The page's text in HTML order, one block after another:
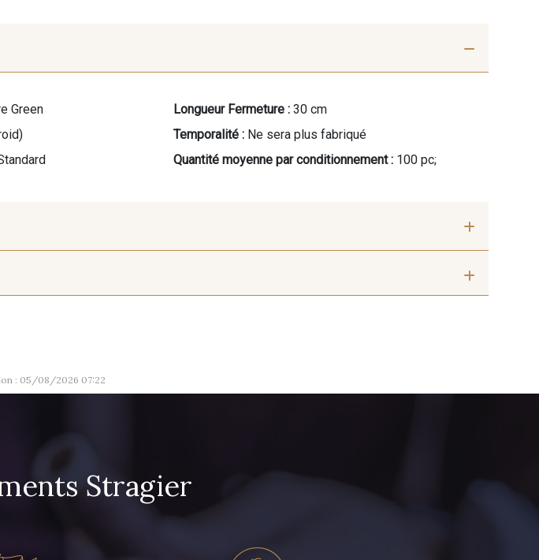
Green
Longueur Fermeture : 30 cm
Temporalité : Ne sera plus fabriqué
Quantité moyenne par conditionnement : 100 pc;
8178 - Massepain 7949 - Bleu Nuit
- Bleu Jeans
: 05/08/2026 07:22
Stragier